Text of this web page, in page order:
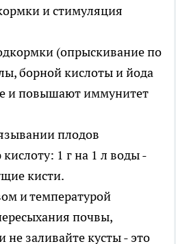
и стимуляция
(опрыскивание по
борной кислоты и йода
и повышают иммунитет
плодов
1 г на 1 л воды -
кисти.
и температурой
почвы,
не заливайте кусты - это